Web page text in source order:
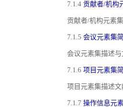
7.1.4 贡献者/机构
贡献者/机构元素
7.1.5 会议元素集
会议元素集描述
7.1.6 项目元素集
项目元素集描述
7.1.7 操作信息元